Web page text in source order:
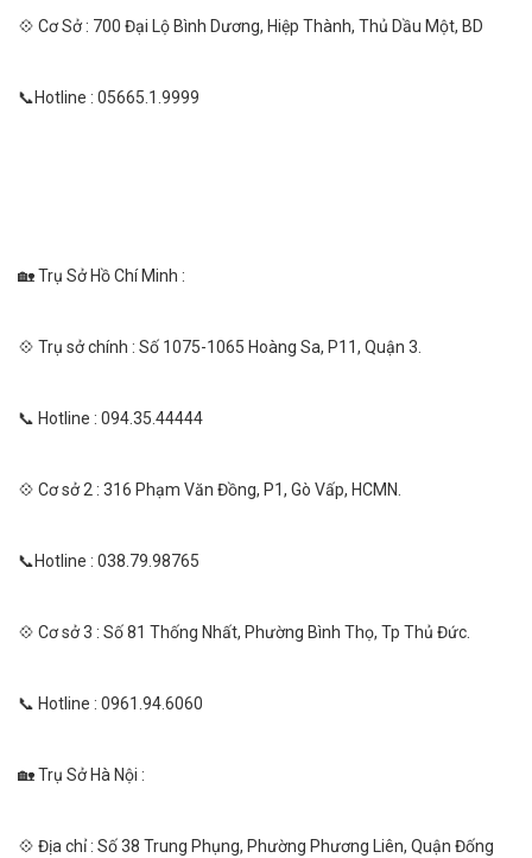
💠 Cơ Sở : 700 Đại Lộ Bình Dương, Hiệp Thành, Thủ Dầu Một, BD
📞Hotline : 05665.1.9999
🏡 Trụ Sở Hồ Chí Minh :
💠 Trụ sở chính : Số 1075-1065 Hoàng Sa, P11, Quận 3.
📞 Hotline : 094.35.44444
💠 Cơ sở 2 : 316 Phạm Văn Đồng, P1, Gò Vấp, HCMN.
📞Hotline : 038.79.98765
💠 Cơ sở 3 : Số 81 Thống Nhất, Phường Bình Thọ, Tp Thủ Đức.
📞 Hotline : 0961.94.6060
🏡 Trụ Sở Hà Nội :
💠 Địa chỉ : Số 38 Trung Phụng, Phường Phương Liên, Quận Đống